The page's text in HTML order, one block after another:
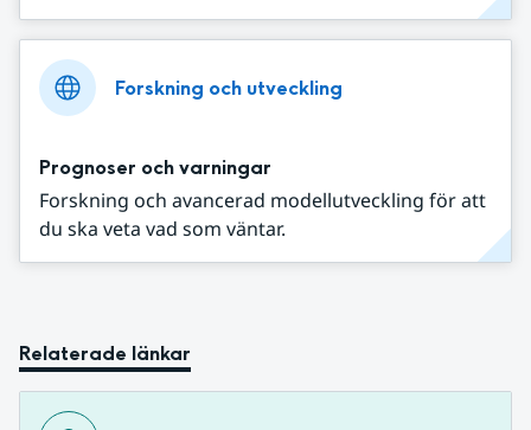
Forskning och utveckling
Prognoser och varningar
Forskning och avancerad modellutveckling för att
du ska veta vad som väntar.
Relaterade länkar